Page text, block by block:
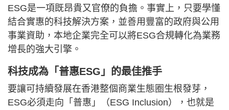
ESG是一項既昂貴又官僚的負擔。事實上，只要學懂
結合實惠的科技解決方案，並善用豐富的政府與公用
事業資助，本地企業完全可以將ESG合規轉化為業務
增長的強大引擎。
科技成為「普惠ESG」的最佳推手
要讓可持續發展在香港整個商業生態圈生根發芽，
ESG必須走向「普惠」（ESG Inclusion），也就是